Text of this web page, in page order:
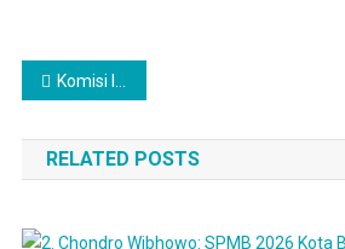
Navigasi
pos
Komisi II DPRD Kota Bekasi Atasi Banjir Perumahan IKIP
RELATED POSTS